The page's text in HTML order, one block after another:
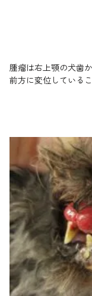
腫瘤は右上顎の犬歯
前方に変位している